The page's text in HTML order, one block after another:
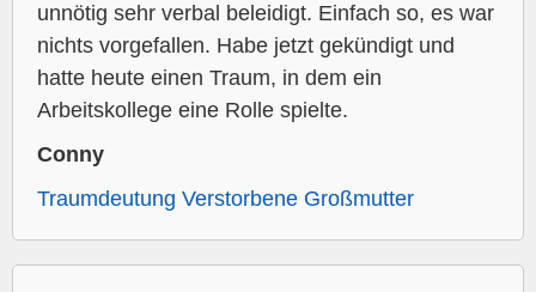
unnötig sehr verbal beleidigt. Einfach so, es war
nichts vorgefallen. Habe jetzt gekündigt und
hatte heute einen Traum, in dem ein
Arbeitskollege eine Rolle spielte.
Conny
Traumdeutung Verstorbene Großmutter